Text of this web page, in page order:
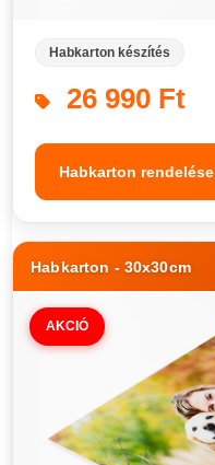
Habkarton készítés
26 990 Ft
Habkarton rendelése
Habkarton - 30x30cm
AKCIÓ